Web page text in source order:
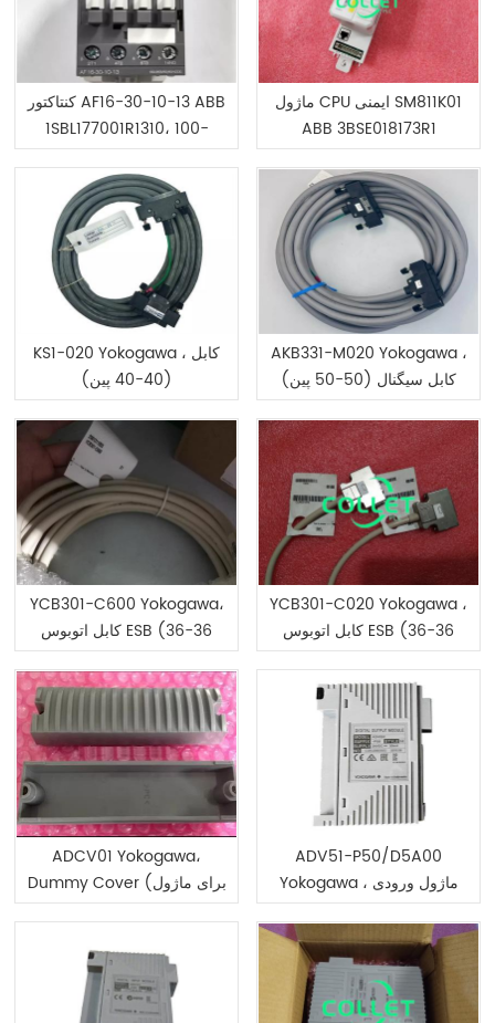
کنتاکتور AF16-30-10-13 ABB
1SBL177001R1310، 100-
250V50/60HZ-DC
ماژول CPU ایمنی SM811K01
ABB 3BSE018173R1
KS1-020 Yokogawa ، کابل
(40-40 پین)
AKB331-M020 Yokogawa ،
کابل سیگنال (50-50 پین)
YCB301-C600 Yokogawa،
کابل اتوبوس ESB (36-36
پین)
YCB301-C020 Yokogawa ،
کابل اتوبوس ESB (36-36
پین)
ADCV01 Yokogawa،
Dummy Cover (برای ماژول
I/O)
ADV51-P50/D5A00
Yokogawa ، ماژول ورودی
دیجیتال